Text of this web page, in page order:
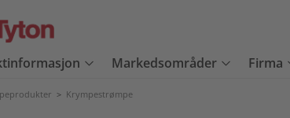
Markedsområder Firma
> Krympestrømpe